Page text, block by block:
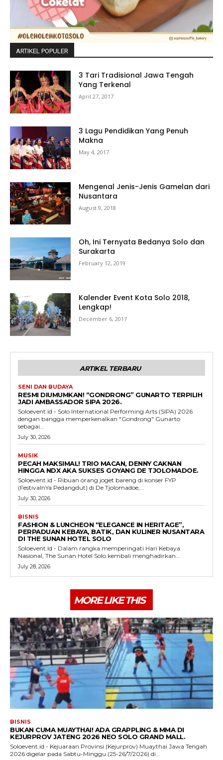
ARTIKEL POPULER
3 Tari Tradisional Jawa Tengah
Yang Terkenal
April 27, 2017
3 Lagu Pendidikan Yang Penuh
Makna
May 4, 2017
Mengenal Jenis-Jenis Gamelan dari
Nusantara
August 9, 2018
Oh, Ini Ternyata Bedanya Solo dan
Surakarta
February 12, 2019
Kalender Event Kota Solo 2018,
Lengkap!
December 6, 2017
ARTIKEL TERBARU
SENI DAN BUDAYA
RESMI DIUMUMKAN! “GONDRONG” GUNARTO TERPILIH
JADI AMBASSADOR SIPA 2026.
Soloevent.id - Solo International Performing Arts (SIPA) 2026
dengan bangga memperkenalkan "Gondrong" Gunarto
sebagai...
July 30, 2026
MUSIK
PECAH MAKSIMAL! TRIO MACAN, DENNY CAKNAN
HINGGA NDX AKA SUKSES GOYANG DE TJOLOMADOE.
Soloevent.id - Ribuan orang joget bareng di konser FYP
(FestivalnYa Pedangdut) di De Tjolomadoe,...
July 30, 2026
BISNIS
FASHION & LUNCHEON “ELEGANCE IN HERITAGE”,
PERPADUAN KEBAYA, BATIK, DAN KULINER NUSANTARA
DI THE SUNAN HOTEL SOLO
Soloevent.Id - Dalam rangka memperingati Hari Kebaya
Nasional, The Sunan Hotel Solo kembali menghadirkan...
July 28, 2026
MORE LIKE THIS
BISNIS
BUKAN CUMA MUAYTHAI! ADA GRAPPLING & MMA DI
KEJURPROV JATENG 2026 NEO SOLO GRAND MALL.
Soloevent.id - Kejuaraan Provinsi (Kejurprov) Muaythai Jawa Tengah
2026 digelar pada Sabtu-Minggu (25-26/7/2026) di...